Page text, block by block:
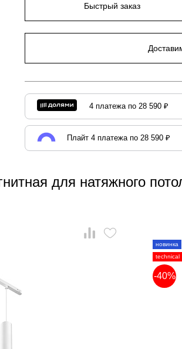
Быстрый заказ
4 платежа по 28 590 ₽
Плайт 4 платежа по 28 590 ₽
для натяжного
новинка
technical
-40%